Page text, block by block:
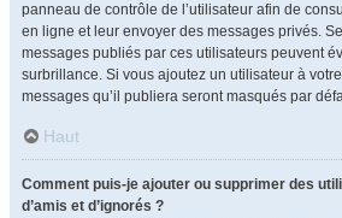
panneau de contrôle de l’utilisateur afin de
en ligne et leur envoyer des messages privés.
messages publiés par ces utilisateurs peuvent
surbrillance. Si vous ajoutez un utilisateur à
messages qu’il publiera seront masqués par
Haut
Comment puis-je ajouter ou supprimer des
d’amis et d’ignorés ?